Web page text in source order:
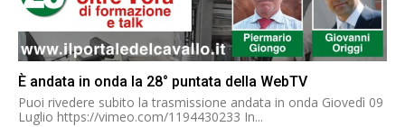
È andata in onda la 28° puntata della WebTV
Puoi rivedere subito la trasmissione andata in onda Giovedì 09
Luglio https://vimeo.com/1194430233 In...